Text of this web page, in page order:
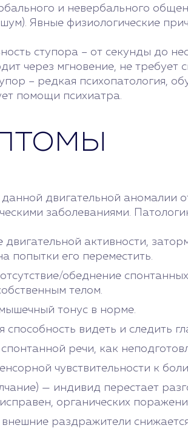
и невербального
шум). Явные физиологические
ступора – от секунды до
через мгновение, не
– редкая психопатология,
помощи психиатра.
двигательной аномалии
заболеваниями.
двигательной активности,
попытки его переместить.
обеднение
телом.
тонус в норме.
способность видеть и следить
спонтанной речи, как
чувствительности к
— индивид перестает
органических
раздражители